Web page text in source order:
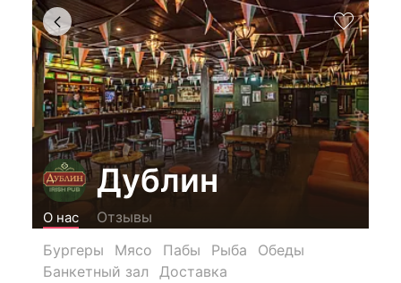
Дублин
О нас
Отзывы
Бургеры
Мясо Пабы Рыба
Обеды
Банкетный зал
Доставка